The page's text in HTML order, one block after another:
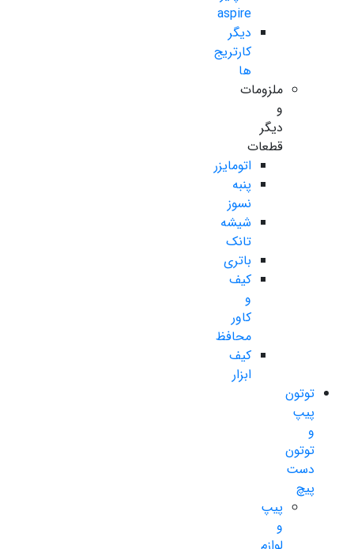
aspire
دیگر
کارتریج
ها
ملزومات
و
دیگر
قطعات
اتومایزر
پنبه
نسوز
شیشه
تانک
باتری
کیف
و
کاور
محافظ
کیف
ابزار
توتون
پیپ
و
توتون
دست
پیچ
پیپ
و